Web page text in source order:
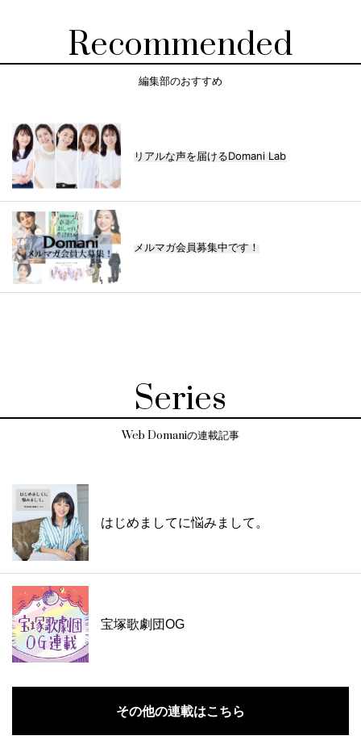
Recommended
編集部のおすすめ
リアルな声を届けるDomani Lab
メルマガ会員募集中です！
Series
Web Domaniの連載記事
はじめましてに悩みまして。
宝塚歌劇団OG
その他の連載はこちら